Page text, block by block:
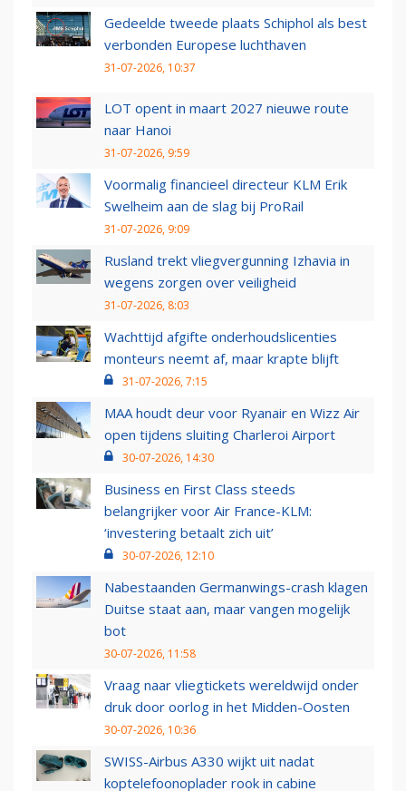
Gedeelde tweede plaats Schiphol als best
verbonden Europese luchthaven
31-07-2026, 10:37
LOT opent in maart 2027 nieuwe route
naar Hanoi
31-07-2026, 9:59
Voormalig financieel directeur KLM Erik
Swelheim aan de slag bij ProRail
31-07-2026, 9:09
Rusland trekt vliegvergunning Izhavia in
wegens zorgen over veiligheid
31-07-2026, 8:03
Wachttijd afgifte onderhoudslicenties
monteurs neemt af, maar krapte blijft
31-07-2026, 7:15
MAA houdt deur voor Ryanair en Wizz Air
open tijdens sluiting Charleroi Airport
30-07-2026, 14:30
Business en First Class steeds
belangrijker voor Air France-KLM:
‘investering betaalt zich uit’
30-07-2026, 12:10
Nabestaanden Germanwings-crash klagen
Duitse staat aan, maar vangen mogelijk
bot
30-07-2026, 11:58
Vraag naar vliegtickets wereldwijd onder
druk door oorlog in het Midden-Oosten
30-07-2026, 10:36
SWISS-Airbus A330 wijkt uit nadat
koptelefoonoplader rook in cabine